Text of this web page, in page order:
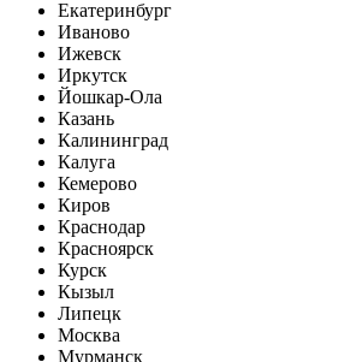
Екатеринбург
Иваново
Ижевск
Иркутск
Йошкар-Ола
Казань
Калининград
Калуга
Кемерово
Киров
Краснодар
Красноярск
Курск
Кызыл
Липецк
Москва
Мурманск